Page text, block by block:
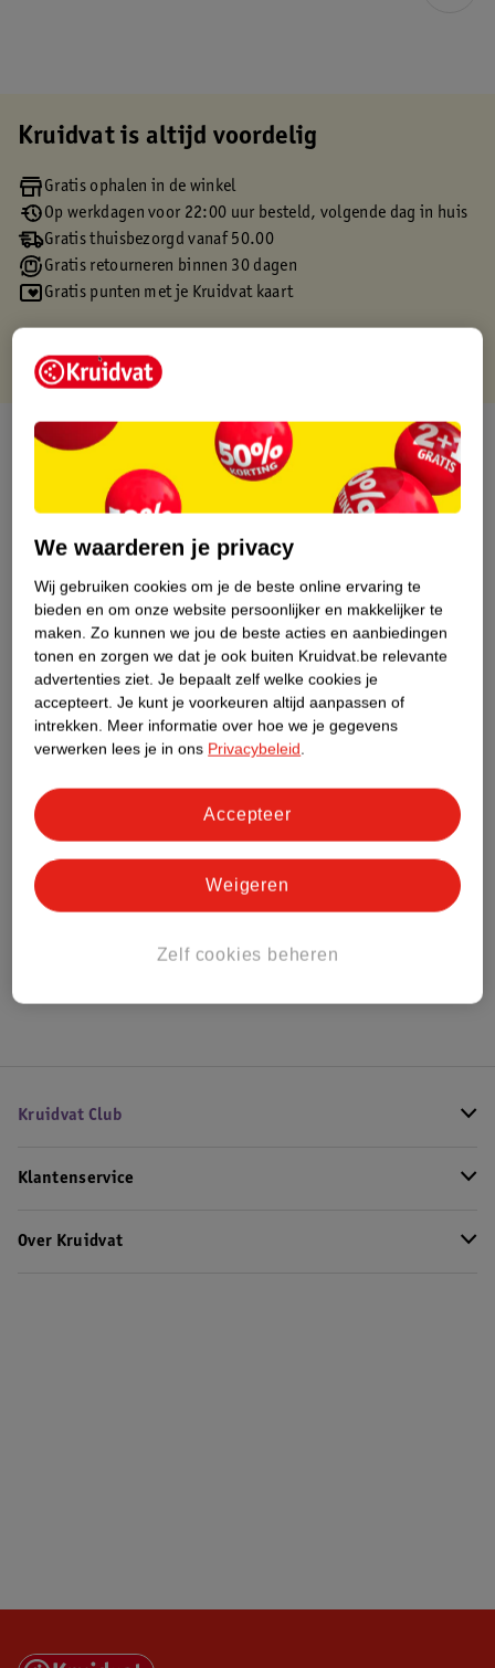
Kruidvat is altijd voordelig
Gratis ophalen in de winkel
Op werkdagen voor 22:00 uur besteld, volgende dag in huis
Gratis thuisbezorgd vanaf 50.00
Gratis retourneren binnen 30 dagen
Gratis punten met je Kruidvat kaart
Over dit product
Productinformatie
Etiketinformatie
Nature Impact Score
Dit product heeft (nog) geen Nature
Impact Score.
Meer informatie
Bestel & Bezorginformatie
Bekijk ook
Kruidvat Club
Klantenservice
Over Kruidvat
We waarderen je privacy
Wij gebruiken cookies om je de beste online ervaring te
bieden en om onze website persoonlijker en makkelijker te
maken. Zo kunnen we jou de beste acties en aanbiedingen
tonen en zorgen we dat je ook buiten Kruidvat.be relevante
advertenties ziet. Je bepaalt zelf welke cookies je
accepteert. Je kunt je voorkeuren altijd aanpassen of
intrekken. Meer informatie over hoe we je gegevens
verwerken lees je in ons Privacybeleid.
Zelf cookies beheren
Weigeren
Accepteer